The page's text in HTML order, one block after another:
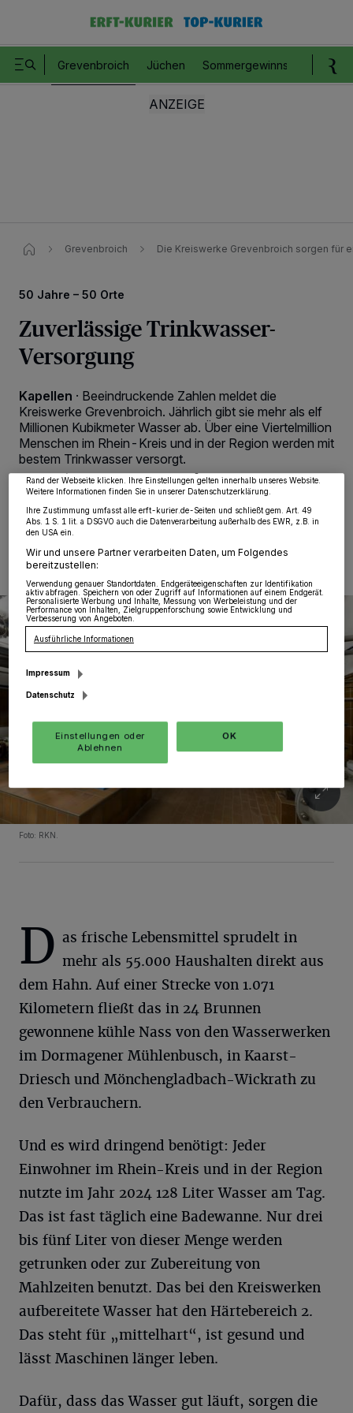
Grevenbroich Jüchen Sommergewinnspiel
Grevenbroich Die Kreiswerke Grevenbroich sorgen für
50 Jahre – 50 Orte
Zuverlässige Trinkwasser-
Versorgung
Kapellen · Beeindruckende Zahlen meldet die
Kreiswerke Grevenbroich. Jährlich gibt sie mehr als elf
Millionen Kubikmeter Wasser ab. Über eine Viertelmillion
Menschen im Rhein-Kreis und in der Region werden mit
bestem Trinkwasser versorgt.
02.06.2025 , 10:51 Uhr Eine Minute Lesezeit
Foto: RKN.
D as frische Lebensmittel sprudelt in
mehr als 55.000 Haushalten direkt aus
dem Hahn. Auf einer Strecke von 1.071
Kilometern fließt das in 24 Brunnen
gewonnene kühle Nass von den Wasserwerken
im Dormagener Mühlenbusch, in Kaarst-
Driesch und Mönchengladbach-Wickrath zu
den Verbrauchern.
Und es wird dringend benötigt: Jeder
Einwohner im Rhein-Kreis und in der Region
nutzte im Jahr 2024 128 Liter Wasser am Tag.
Das ist fast täglich eine Badewanne. Nur drei
bis fünf Liter von dieser Menge werden
getrunken oder zur Zubereitung von
Mahlzeiten benutzt. Das bei den Kreiswerken
aufbereitete Wasser hat den Härtebereich 2.
Das steht für „mittelhart“, ist gesund und
lässt Maschinen länger leben.
Dafür, dass das Wasser gut läuft, sorgen die
Wir und unsere218-Partner speichern und greifen auf personenbezogene Daten
wie Browserdaten oder eindeutige Kennungen auf Ihrem Gerät zu. Durch Auswahl
von OK aktivieren Sie Tracking-Technologien für die unter „Wir und unsere
Partner verarbeiten Daten, um Ihnen Dienste bereitzustellen“ aufgeführten
Zwecke. Wenn Tracker deaktiviert sind, sind manche Inhalte und Anzeigen
möglicherweise nicht mehr so relevant für Sie. Sie können dieses Menü jederzeit
wieder aufrufen, um Ihre Einstellungen zu ändern oder Ihre Einwilligung zu
Rand der Webseite klicken. Ihre Einstellungen gelten innerhalb unseres Website.
Weitere Informationen finden Sie in unserer Datenschutzerklärung.
Ihre Zustimmung umfasst alle erft-kurier.de-Seiten und schließt gem. Art. 49
Abs. 1 S. 1 lit. a DSGVO auch die Datenverarbeitung außerhalb des EWR, z.B. in
den USA ein.
Wir und unsere Partner verarbeiten Daten, um Folgendes
bereitzustellen:
Verwendung genauer Standortdaten. Endgeräteeigenschaften zur Identifikation
aktiv abfragen. Speichern von oder Zugriff auf Informationen auf einem Endgerät.
Personalisierte Werbung und Inhalte, Messung von Werbeleistung und der
Performance von Inhalten, Zielgruppenforschung sowie Entwicklung und
Verbesserung von Angeboten.
Ausführliche Informationen
Impressum
Datenschutz
Einstellungen oder
Ablehnen
OK